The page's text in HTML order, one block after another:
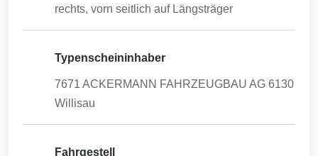
rechts, vorn seitlich auf Längsträger
Typenscheininhaber
7671 ACKERMANN FAHRZEUGBAU AG 6130
Willisau
Fahrgestell